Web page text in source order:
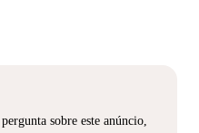
sobre este anúncio,